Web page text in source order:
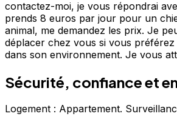
contactez-moi, je vous répondrai
prends 8 euros par jour pour un
animal, me demandez les prix. Je
déplacer chez vous si vous
dans son environnement. Je vous
Sécurité, confiance et
Logement : Appartement.